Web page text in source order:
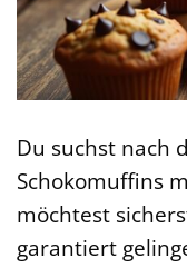
Du suchst nach
Schokomuffins
möchtest
garantiert